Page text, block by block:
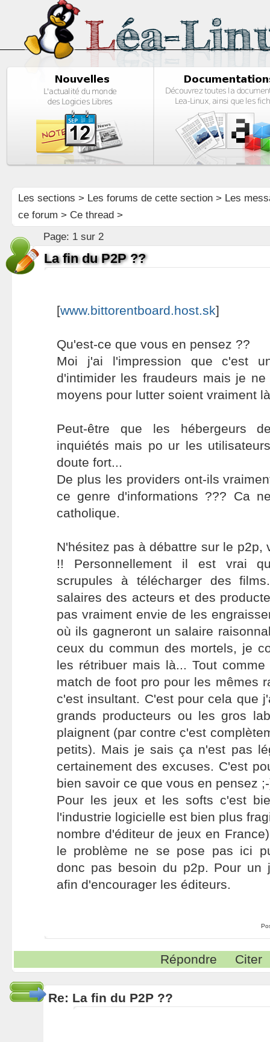
Les sections > Les forums de cette section> Les
ce forum > Ce thread >
Page: 1 sur 2
La fin du P2P ??
[www.bittorentboard.host.sk]
Qu'est-ce que vous en pensez ??
Moi j'ai l'impression que c'est
d'intimider les fraudeurs mais je
moyens pour lutter soient vraiment
Peut-être que les hébergeurs
inquiétés mais po ur les
doute fort...
De plus les providers ont-ils
ce genre d'informations ??? Ca
catholique.
N'hésitez pas à débattre sur le p2p,
!! Personnellement il est vrai
scrupules à télécharger des
salaires des acteurs et des
pas vraiment envie de les
où ils gagneront un salaire
ceux du commun des mortels, je
les rétribuer mais là... Tout
match de foot pro pour les mêmes
c'est insultant. C'est pour cela que
grands producteurs ou les gros
plaignent (par contre c'est
petits). Mais je sais ça n'est pas
certainement des excuses. C'est
bien savoir ce que vous en pensez
Pour les jeux et les softs c'est
l'industrie logicielle est bien plus
nombre d'éditeur de jeux en
le problème ne se pose pas ici
donc pas besoin du p2p. Pour un
afin d'encourager les éditeurs.
Répondre Citer
Re: La fin du P2P ??